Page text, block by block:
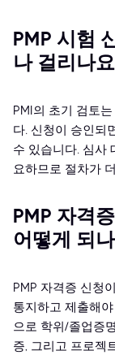
PMP 시험
나 걸리나
PMI의 초기 검토
다. 신청이 승인되
수 있습니다. 심사
요하므로 절차가
PMP 자격
어떻게 되
PMP 자격증 신청
통지하고 제출해
으로 학위/졸업증
증, 그리고 프로젝